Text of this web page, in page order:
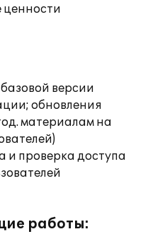
версии
обновления
материалам на
и проверка доступа
работы: